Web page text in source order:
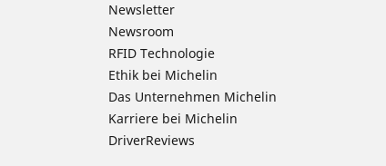
Newsletter
Newsroom
RFID Technologie
Ethik bei Michelin
Das Unternehmen Michelin
Karriere bei Michelin
DriverReviews